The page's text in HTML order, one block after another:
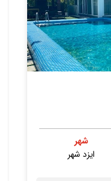
شهر
ایزد شهر